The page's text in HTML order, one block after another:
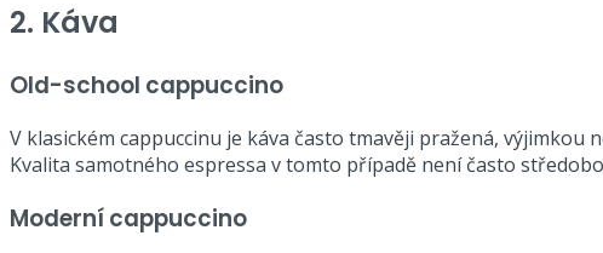
2. Káva
Old-school cappuccino
V klasickém cappuccinu je káva často tmavěji pražená,
Kvalita samotného espressa v tomto případě není často
Moderní cappuccino